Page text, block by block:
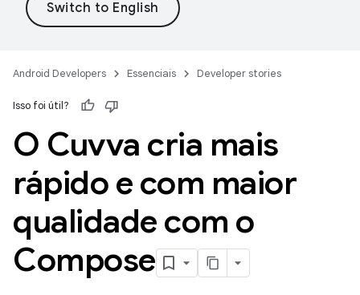
Android Developers Essenciais Developer stories
Isso foi útil?
O Cuvva cria mais
rápido e com maior
qualidade com o
Compose